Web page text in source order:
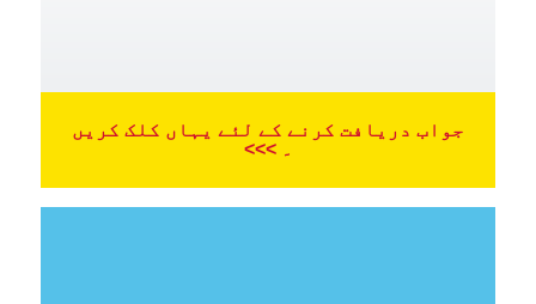
جواب دریافت کرنے کے لئے یہاں کلک کریں
۔ >>>